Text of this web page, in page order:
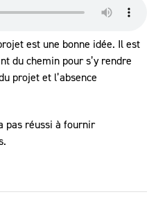
est une bonne idée. Il est
du chemin pour s’y rendre
projet et l’absence
pas réussi à fournir